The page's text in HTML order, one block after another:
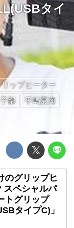
タイ
リップヒーター
部
平嶋夏海
のグリップヒ
スペシャルパ
トグリップ
タイプC)」